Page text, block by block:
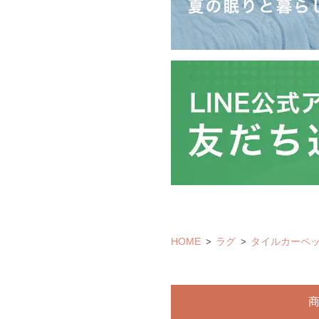
HOME ラグ タイルカーペ